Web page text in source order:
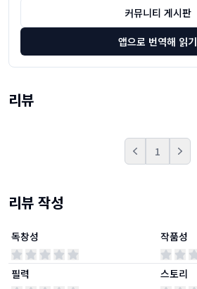
커뮤니티 게시판
앱으로 번역해 읽기
리뷰
Prev 1 Next
리뷰 작성
독창성
필력
작품성
스토리